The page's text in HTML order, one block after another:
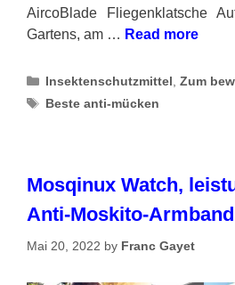
AircoBlade Fliegenklatsche
Gartens, am … Read more
Categories
Insektenschutzmittel ,Zum
Tags
Beste anti-mücken
Mosqinux Watch,
Anti-Moskito-Armband
Mai 20, 2022 by Franc Gayet